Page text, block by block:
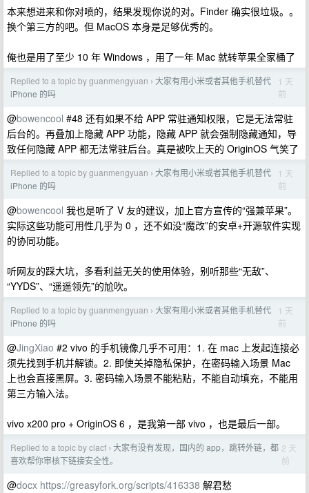
本来想进来和你对喷的，结果发现你说的对。Finder 确实很垃圾。。
换个第三方的吧。但 MacOS 本身是足够优秀的。
俺也是用了至少 10 年 Windows ，用了一年 Mac 就转苹果全家桶了
Replied to a topic by guanmengyuan › 大家有用小米或者其他手机替代
iPhone 的吗
1 天
前
@bowencool #48 还有如果不给 APP 常驻通知权限，它是无法常驻
后台的。再叠加上隐藏 APP 功能，隐藏 APP 就会强制隐藏通知，导
致任何隐藏 APP 都无法常驻后台。真是被吹上天的 OriginOS 气笑了
Replied to a topic by guanmengyuan › 大家有用小米或者其他手机替代
iPhone 的吗
1 天
前
@bowencool 我也是听了 V 友的建议，加上官方宣传的“强兼苹果”。
实际这些功能可用性几乎为 0 ，还不如没“魔改”的安卓+开源软件实现
的协同功能。
听网友的踩大坑，多看利益无关的使用体验，别听那些“无敌”、
“YYDS”、“遥遥领先”的尬吹。
Replied to a topic by guanmengyuan › 大家有用小米或者其他手机替代
iPhone 的吗
1 天
前
@JingXiao #2 vivo 的手机镜像几乎不可用：1. 在 mac 上发起连接必
须先找到手机并解锁。2. 即使关掉隐私保护，在密码输入场景 Mac
上也会直接黑屏。3. 密码输入场景不能粘贴，不能自动填充，不能用
第三方输入法。
vivo x200 pro + OriginOS 6 ，是我第一部 vivo ，也是最后一部。
Replied to a topic by clacf › 大家有没有发现，国内的 app，跳转外链，都
喜欢帮你审核下链接安全性。
2 天
前
@docx https://greasyfork.org/scripts/416338 解君愁